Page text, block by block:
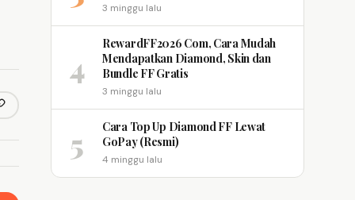
link
3 minggu lalu
4
RewardFF2026 Com, Cara Mudah
Mendapatkan Diamond, Skin dan
Bundle FF Gratis
3 minggu lalu
5
Cara Top Up Diamond FF Lewat
GoPay (Resmi)
4 minggu lalu